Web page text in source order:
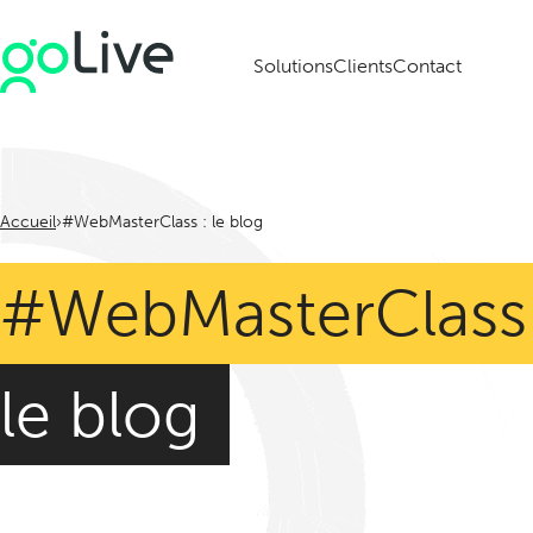
SolutionsClientsContact
Accueil #WebMasterClass : le blog
le blog